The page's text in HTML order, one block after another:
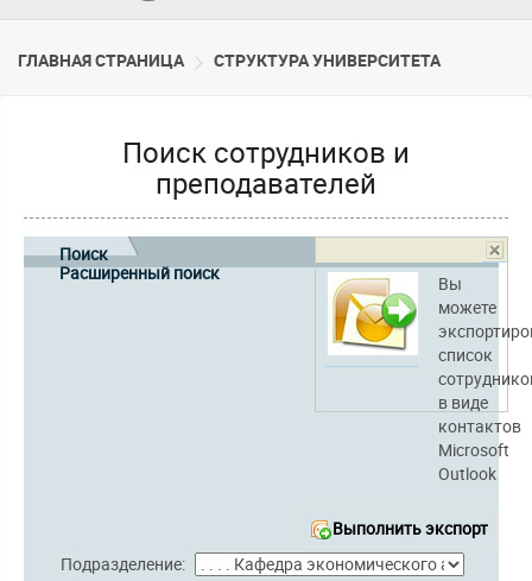
ГЛАВНАЯ СТРАНИЦА CТРУКТУРА УНИВЕРСИТЕТА
Поиск сотрудников и
преподавателей
Вы
можете
список
в виде
контактов
Microsoft
Outlook
Выполнить экспорт
Поиск
Расширенный поиск
Подразделение: